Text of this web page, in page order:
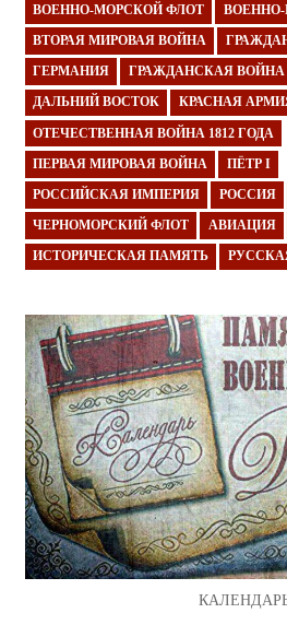
ВОЕННО-МОРСКОЙ ФЛОТ
ВТОРАЯ МИРОВАЯ ВОЙНА
ГЕРМАНИЯ ГРАЖДАНСКАЯ ВОЙНА
ДАЛЬНИЙ ВОСТОК КРАСНАЯ
ОТЕЧЕСТВЕННАЯ ВОЙНА 1812 ГОДА
ПЕРВАЯ МИРОВАЯ ВОЙНА ПЁТР I
РОССИЙСКАЯ ИМПЕРИЯ РОССИЯ
ЧЕРНОМОРСКИЙ ФЛОТ АВИАЦИЯ
ИСТОРИЧЕСКАЯ ПАМЯТЬ